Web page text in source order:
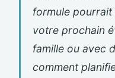
formule
votre prochain
famille ou avec
comment